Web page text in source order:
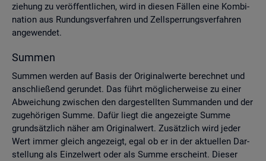
zie­hung zu ver­öf­fent­li­chen, wird in die­sen Fäl­len eine Kom­bi­
na­ti­on aus Run­dungs­ver­fah­ren und Zell­sper­rungs­ver­fah­ren
an­ge­wen­det.
Sum­men
Sum­men wer­den auf Basis der Ori­gi­nal­wer­te be­rech­net und
an­schlie­ßend ge­run­det. Das führt mög­li­cher­wei­se zu einer
Ab­wei­chung zwi­schen den dar­ge­stell­ten Sum­man­den und der
zu­ge­hö­ri­gen Summe. Dafür liegt die an­ge­zeig­te Summe
grund­sätz­lich näher am Ori­gi­nal­wert. Zu­sätz­lich wird jeder
Wert immer gleich an­ge­zeigt, egal ob er in der ak­tu­el­len Dar­
stel­lung als Ein­zel­wert oder als Summe er­scheint. Die­ser